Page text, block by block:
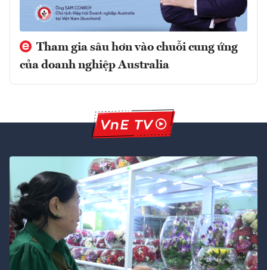
Tham gia sâu hơn vào chuỗi cung ứng
của doanh nghiệp Australia